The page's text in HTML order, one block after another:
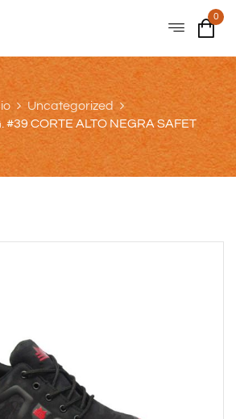
0
Uncategorized
#39 CORTE ALTO NEGRA SAFET